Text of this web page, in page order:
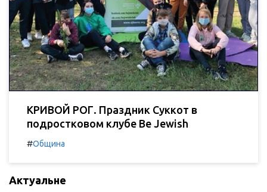
КРИВОЙ РОГ. Праздник Суккот в
подростковом клубе Be Jewish
#Община
Актуальне